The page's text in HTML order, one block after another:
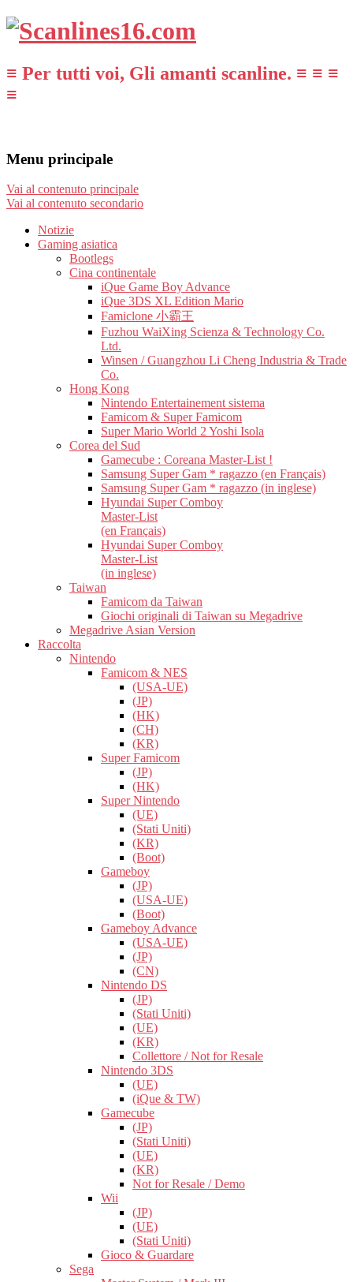
≡ Per tutti voi, Gli amanti scanline. ≡ ≡ ≡
≡
Menu principale
Vai al contenuto principale
Vai al contenuto secondario
Notizie
Gaming asiatica
Bootlegs
Cina continentale
iQue Game Boy Advance
iQue 3DS XL Edition Mario
Famiclone 小霸王
Fuzhou WaiXing Scienza & Technology Co.
Ltd.
Winsen / Guangzhou Li Cheng Industria & Trade
Co.
Hong Kong
Nintendo Entertainement sistema
Famicom & Super Famicom
Super Mario World 2 Yoshi Isola
Corea del Sud
Gamecube : Coreana Master-List !
Samsung Super Gam * ragazzo (en Français)
Samsung Super Gam * ragazzo (in inglese)
Hyundai Super Comboy
Master-List
(en Français)
Hyundai Super Comboy
Master-List
(in inglese)
Taiwan
Famicom da Taiwan
Giochi originali di Taiwan su Megadrive
Megadrive Asian Version
Raccolta
Nintendo
Famicom & NES
(USA-UE)
(JP)
(HK)
(CH)
(KR)
Super Famicom
(JP)
(HK)
Super Nintendo
(UE)
(Stati Uniti)
(KR)
(Boot)
Gameboy
(JP)
(USA-UE)
(Boot)
Gameboy Advance
(USA-UE)
(JP)
(CN)
Nintendo DS
(JP)
(Stati Uniti)
(UE)
(KR)
Collettore / Not for Resale
Nintendo 3DS
(UE)
(iQue & TW)
Gamecube
(JP)
(Stati Uniti)
(UE)
(KR)
Not for Resale / Demo
Wii
(JP)
(UE)
(Stati Uniti)
Gioco & Guardare
Sega